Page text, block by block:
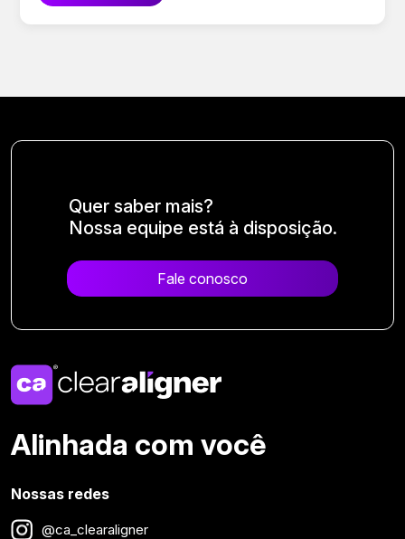
Quer saber mais?
Nossa equipe está à disposição.
Fale conosco
Alinhada com você
Nossas redes
@ca_clearaligner